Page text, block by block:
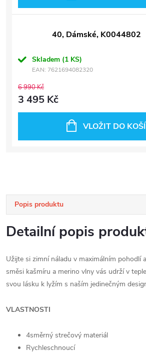
40, Dámské, K0044802
Skladem (1 KS)
EAN: 7621694082320
6 990 Kč
3 495 Kč
VLOŽIT DO
Popis produktu
Detailní popis
Užijte si zimní náladu v maximálním pohodlí
směsi kašmíru a merino vlny vás udrží v
svou lásku k lyžím s naším jedinečným
VLASTNOSTI
4směrný strečový materiál
Rychleschnoucí